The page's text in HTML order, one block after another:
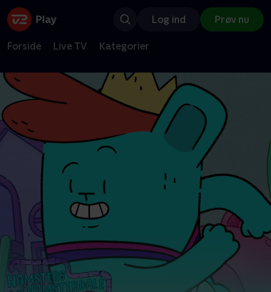
Log ind Prøv nu
Forside Live TV Kategorier